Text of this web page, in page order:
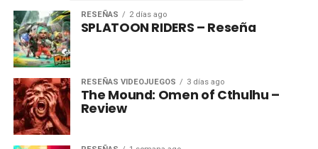
RESEÑAS 2 días ago
SPLATOON RIDERS – Reseña
RESEÑAS VIDEOJUEGOS 3 días ago
The Mound: Omen of Cthulhu –
Review